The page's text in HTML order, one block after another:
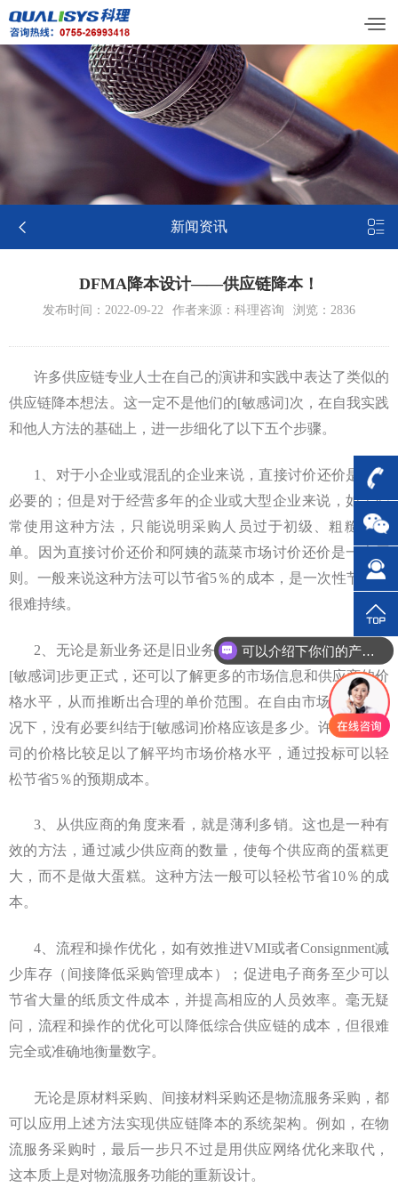
 新闻资讯 
DFMA降本设计——供应链降本！
发布时间：2022-09-22 作者来源：科理咨询 浏览：2836
许多供应链专业人士在自己的演讲和实践中表达了类似的
供应链降本想法。这一定不是他们的[敏感词]次，在自我实践
和他人方法的基础上，进一步细化了以下五个步骤。
1、对于小企业或混乱的企业来说，直接讨价还价是非常
必要的；但是对于经营多年的企业或大型企业来说，如果经
常使用这种方法，只能说明采购人员过于初级、粗糙和简
单。因为直接讨价还价和阿姨的蔬菜市场讨价还价是一个原
则。一般来说这种方法可以节省5％的成本，是一次性节约，
很难持续。
2、无论是新业务还是旧业务，通过招标我们不仅可以比
[敏感词]步更正式，还可以了解更多的市场信息和供应商的价
格水平，从而推断出合理的单价范围。在自由市场竞争的情
况下，没有必要纠结于[敏感词]价格应该是多少。许多普通公
司的价格比较足以了解平均市场价格水平，通过投标可以轻
松节省5％的预期成本。
3、从供应商的角度来看，就是薄利多销。这也是一种有
效的方法，通过减少供应商的数量，使每个供应商的蛋糕更
大，而不是做大蛋糕。这种方法一般可以轻松节省10％的成
本。
4、流程和操作优化，如有效推进VMI或者Consignment减
少库存（间接降低采购管理成本）；促进电子商务至少可以
节省大量的纸质文件成本，并提高相应的人员效率。毫无疑
问，流程和操作的优化可以降低综合供应链的成本，但很难
完全或准确地衡量数字。
无论是原材料采购、间接材料采购还是物流服务采购，都
可以应用上述方法实现供应链降本的系统架构。例如，在物
流服务采购时，最后一步只不过是用供应网络优化来取代，
这本质上是对物流服务功能的重新设计。
可以介绍下你们的产品么？